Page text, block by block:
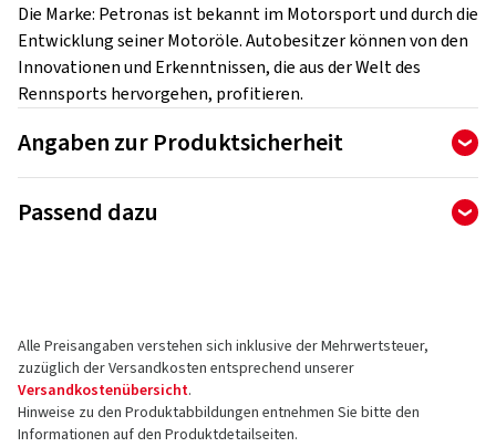
Die Marke: Petronas ist bekannt im Motorsport und durch die
Entwicklung seiner Motoröle. Autobesitzer können von den
Innovationen und Erkenntnissen, die aus der Welt des
Rennsports hervorgehen, profitieren.
Angaben zur Produktsicherheit
Petronas Lubricants Deutschland GmbH
Kontakt für Produktsicherheit (kein
Kundensupport)
E-Mail:info@petronas.de
Passend dazu
Alle Preisangaben verstehen sich inklusive der Mehrwertsteuer,
zuzüglich der Versandkosten entsprechend unserer
Versandkostenübersicht.
Hinweise zu den Produktabbildungen entnehmen Sie bitte den
Informationen auf den Produktdetailseiten.